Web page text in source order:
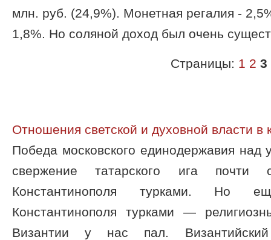
млн. руб. (24,9%). Монетная регалия -
1,8%. Но соляной доход был очень
Страницы: 1 2 3
Отношения светской и духовной власти в
Победа московского единодержавия над
свержение татарского ига почти
Константинополя турками. Но
Константинополя турками —
Византии у нас пал.